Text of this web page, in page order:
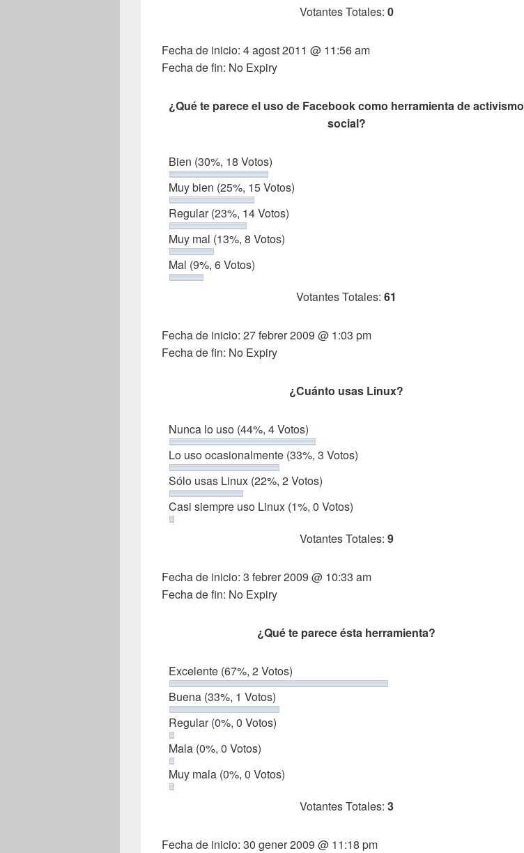
Votantes Totales: 0
Fecha de inicio: 4 agost 2011 @ 11:56 am
Fecha de fin: No Expiry
¿Qué te parece el uso de Facebook como herramienta de activismo
social?
Bien (30%, 18 Votos)
Muy bien (25%, 15 Votos)
Regular(23%, 14 Votos)
Muy mal (13%, 8 Votos)
Mal (9%, 6 Votos)
Votantes Totales: 61
Fecha de inicio: 27 febrer 2009 @ 1:03 pm
Fecha de fin: No Expiry
¿Cuánto usas Linux?
Nunca lo uso (44%, 4 Votos)
Lo uso ocasionalmente (33%, 3 Votos)
Sólo usas Linux (22%, 2 Votos)
Casi siempre uso Linux (1%, 0 Votos)
Votantes Totales: 9
Fecha de inicio: 3 febrer 2009 @ 10:33 am
Fecha de fin: No Expiry
¿Qué te parece ésta herramienta?
Excelente (67%, 2 Votos)
Buena (33%, 1 Votos)
Regular(0%, 0 Votos)
Mala (0%, 0 Votos)
Muy mala (0%, 0 Votos)
Votantes Totales: 3
Fecha de inicio: 30 gener 2009 @ 11:18 pm